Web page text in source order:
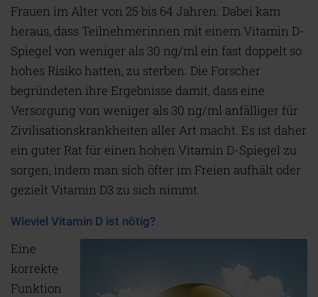
Frauen im Alter von 25 bis 64 Jahren. Dabei kam
heraus, dass Teilnehmerinnen mit einem Vitamin D-
Spiegel von weniger als 30 ng/ml ein fast doppelt so
hohes Risiko hatten, zu sterben. Die Forscher
begründeten ihre Ergebnisse damit, dass eine
Versorgung von weniger als 30 ng/ml anfälliger für
Zivilisationskrankheiten aller Art macht. Es ist daher
ein guter Rat für einen hohen Vitamin D-Spiegel zu
sorgen, indem man sich öfter im Freien aufhält oder
gezielt Vitamin D3 zu sich nimmt.
Wieviel Vitamin D ist nötig?
Eine
korrekte
Funktion